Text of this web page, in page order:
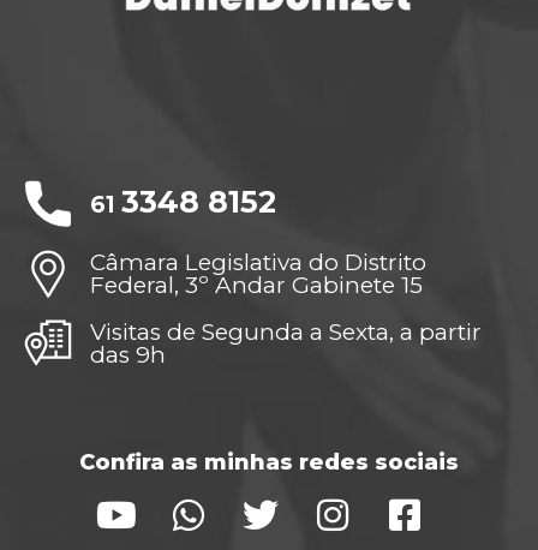
61 3348 8152
Câmara Legislativa do Distrito
Federal, 3º Andar Gabinete 15
Visitas de Segunda a Sexta, a partir
das 9h
Confira as minhas redes sociais